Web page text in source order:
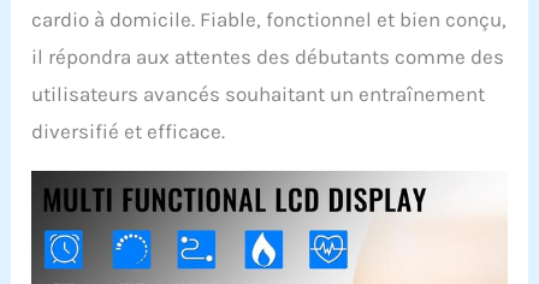
cardio à domicile. Fiable, fonctionnel et bien conçu,
il répondra aux attentes des débutants comme des
utilisateurs avancés souhaitant un entraînement
diversifié et efficace.